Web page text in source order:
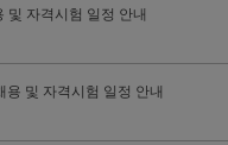
및 자격시험 일정 안내
및 자격시험 일정 안내